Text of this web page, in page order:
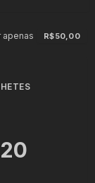
apenas R$50,00
20